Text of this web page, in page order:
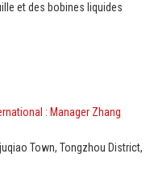
et des bobines liquides
: Manager Zhang
Town, Tongzhou District,